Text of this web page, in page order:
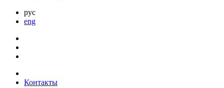
рус
eng
Контакты